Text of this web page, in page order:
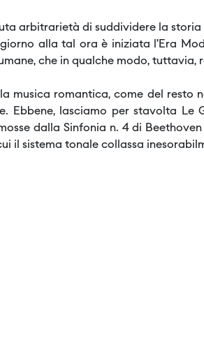
arbitrarietà di suddividere la storia
alla tal ora è iniziata l’Era
che in qualche modo, tuttavia,
musica romantica, come del resto
Ebbene, lasciamo per stavolta Le
dalla Sinfonia n. 4 di
il sistema tonale collassa